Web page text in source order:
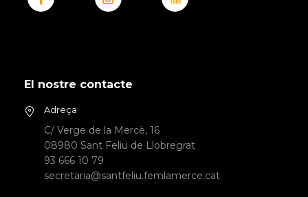
El nostre contacte
Adreça
C/ Verge de la Mercè, 16
08980 Sant Feliu de Llobregrat
93 666 10 79
secretaria@santfeliu.femlamerce.cat